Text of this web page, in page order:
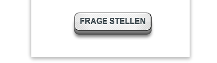
FRAGE STELLEN